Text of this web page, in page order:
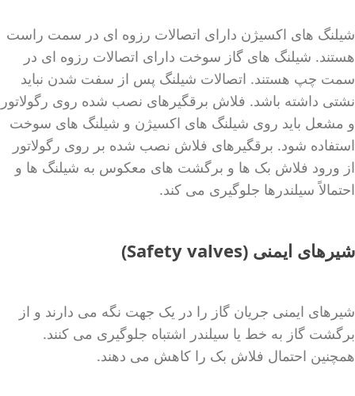
شیلنگ های اکسیژن دارای اتصالات رزوه ای در سمت راست
هستند. شیلنگ های گاز سوخت دارای اتصالات رزوه ای در
سمت چپ هستند. اتصالات شیلنگ پس از سفت شدن نباید
نشتی داشته باشد. فلاش برقگیرهای نصب شده روی رگولاتور
و مشعل باید روی شیلنگ های اکسیژن و شیلنگ های سوخت
استفاده شود. برقگیرهای فلاش نصب شده بر روی رگولاتور
از ورود فلاش بک ها و برگشت های معکوس به شیلنگ ها و
احتمالاً سیلندرها جلوگیری می کند.
شیرهای ایمنی (Safety valves
)
شیرهای ایمنی جریان گاز را در یک جهت نگه می دارند و از
برگشت گاز به خط یا سیلندر اشتباه جلوگیری می کنند.
همچنین احتمال فلاش بک را کاهش می دهند.